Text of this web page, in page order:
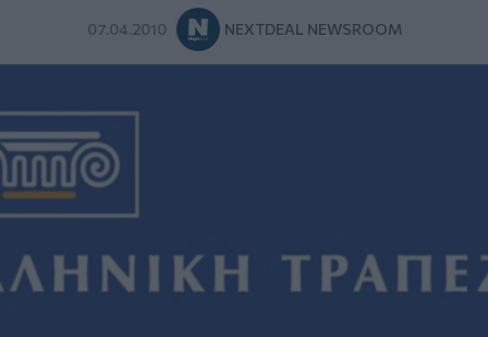
07.04.2010 NEXTDEAL NEWSROOM